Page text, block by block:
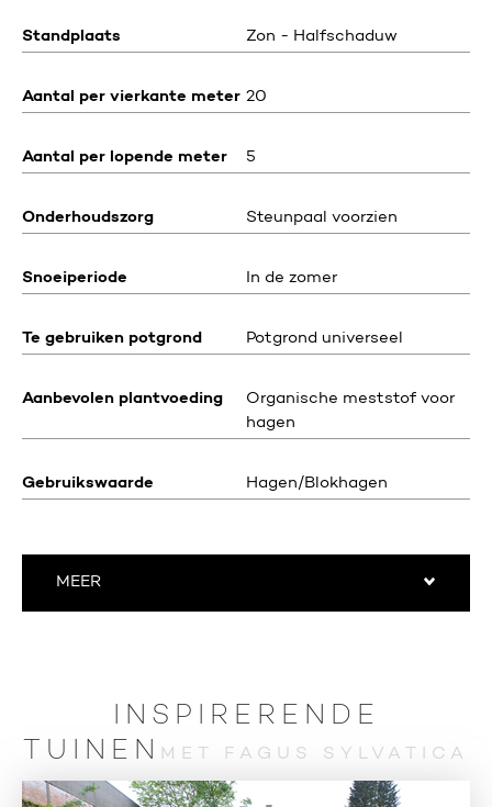
Standplaats Zon - Halfschaduw
Aantal per vierkante meter 20
Aantal per lopende meter 5
Onderhoudszorg Steunpaal voorzien
Snoeiperiode In de zomer
Te gebruiken potgrond Potgrond universeel
Aanbevolen plantvoeding
Organische meststof voor
hagen
Gebruikswaarde Hagen/Blokhagen
MEER
INSPIRERENDE
TUINEN
MET FAGUS SYLVATICA